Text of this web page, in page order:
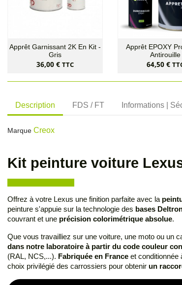
Apprêt Garnissant 2K En Kit -
Gris
Prix
36,00 € TTC
Apprêt EPOXY
Antirouille
Prix
64,50 €
Description FDS / FT Informations |
Marque Creox
Kit peinture voiture
Offrez à votre Lexus une finition parfaite avec la
peinture s'appuie sur la technologie des bases
couvrant et une précision colorimétrique absolue.
Que vous travailliez sur une voiture, une moto ou un
dans notre laboratoire à partir du code couleur
(RAL, NCS,...). Fabriquée en France et conditionnée
choix privilégié des carrossiers pour obtenir un